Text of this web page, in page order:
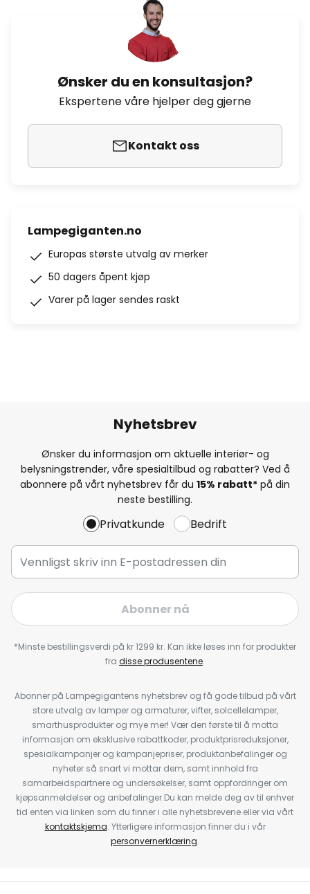
Ønsker du en konsultasjon?
Ekspertene våre hjelper deg gjerne
Kontakt oss
Lampegiganten.no
Europas største utvalg av merker
50 dagers åpent kjøp
Varer på lager sendes raskt
Nyhetsbrev
Ønsker du informasjon om aktuelle interiør- og
belysningstrender, våre spesialtilbud og rabatter? Ved å
abonnere på vårt nyhetsbrev får du 15% rabatt* på din
neste bestilling.
Privatkunde Bedrift
Abonner nå
*Minste bestillingsverdi på kr 1299 kr. Kan ikke løses inn for produkter
fra disse produsentene.
Abonner på Lampegigantens nyhetsbrev og få gode tilbud på vårt
store utvalg av lamper og armaturer, vifter, solcellelamper,
smarthusprodukter og mye mer! Vær den første til å motta
informasjon om eksklusive rabattkoder, produktprisreduksjoner,
spesialkampanjer og kampanjepriser, produktanbefalinger og
nyheter så snart vi mottar dem, samt innhold fra
samarbeidspartnere og undersøkelser, samt oppfordringer om
kjøpsanmeldelser og anbefalinger.Du kan melde deg av til enhver
tid enten via linken som du finner i alle nyhetsbrevene eller via vårt
kontaktskjema. Ytterligere informasjon finner du i vår
personvernerklæring.